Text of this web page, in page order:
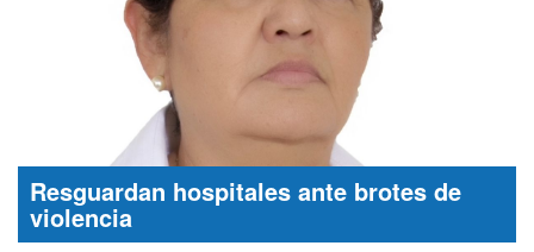
Resguardan hospitales ante brotes de
violencia